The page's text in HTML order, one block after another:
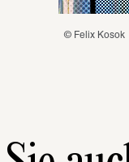
© Felix Kosok